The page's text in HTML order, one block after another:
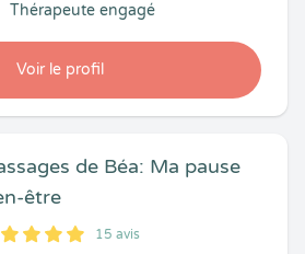
Voir le profil
Thérapeute engagé
de Béa: Ma pause
être
15 avis